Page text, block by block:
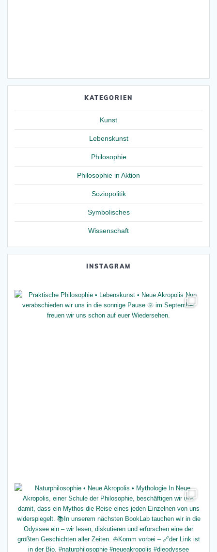
KATEGORIEN
Kunst
Lebenskunst
Philosophie
Philosophie in Aktion
Soziopolitik
Symbolisches
Wissenschaft
INSTAGRAM